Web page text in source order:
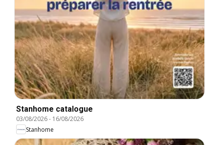
Stanhome catalogue
03/08/2026- 16/08/2026
Stanhome